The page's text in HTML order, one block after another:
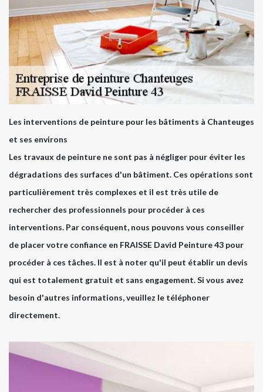
Les interventions de peinture pour les bâtiments à Chanteuges
et ses environs
Les travaux de peinture ne sont pas à négliger pour éviter les
dégradations des surfaces d'un bâtiment. Ces opérations sont
particulièrement très complexes et il est très utile de
rechercher des professionnels pour procéder à ces
interventions. Par conséquent, nous pouvons vous conseiller
de placer votre confiance en FRAISSE David Peinture 43 pour
procéder à ces tâches. Il est à noter qu'il peut établir un devis
qui est totalement gratuit et sans engagement. Si vous avez
besoin d'autres informations, veuillez le téléphoner
directement.